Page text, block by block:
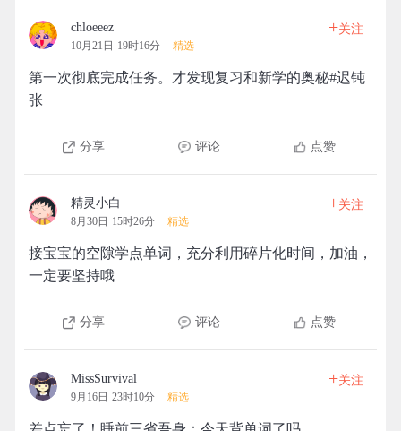
chloeeez
10月21日 19时16分 精选
+关注
第一次彻底完成任务。才发现复习和新学的奥秘#迟钝
张
分享 评论 点赞
精灵小白
8月30日 15时26分 精选
+关注
接宝宝的空隙学点单词，充分利用碎片化时间，加油，
一定要坚持哦
分享 评论 点赞
MissSurvival
9月16日 23时10分 精选
+关注